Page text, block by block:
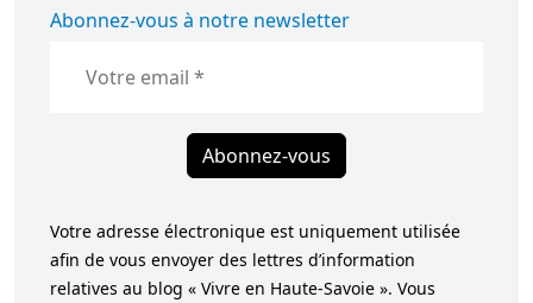
Abonnez-vous à notre newsletter
Abonnez-vous
Votre adresse électronique est uniquement utilisée
afin de vous envoyer des lettres d’information
relatives au blog « Vivre en Haute-Savoie ». Vous